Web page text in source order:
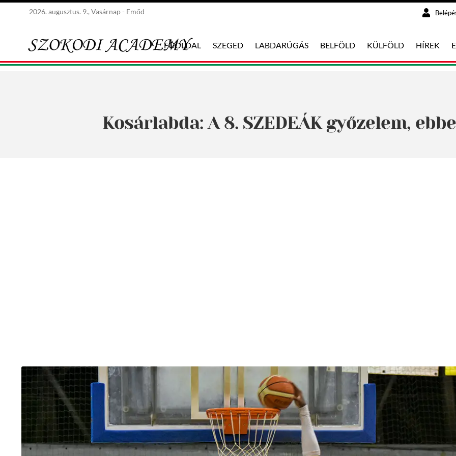
2026. augusztus. 9., Vasárnap - Emőd
FŐOLDAL SZEGED LABDARÚGÁS BELFÖLD KÜLFÖLD HÍREK
Kosárlabda: A 8. SZEDEÁK győzelem,